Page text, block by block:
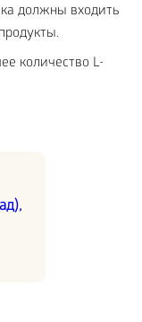
должны входить
количество L-